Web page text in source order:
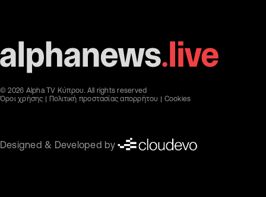
© 2026 Alpha TV Κύπρου. All rights reserved
Όροι χρήσης
Πολιτική προστασίας απορρήτου Cookies
Designed & Developed by